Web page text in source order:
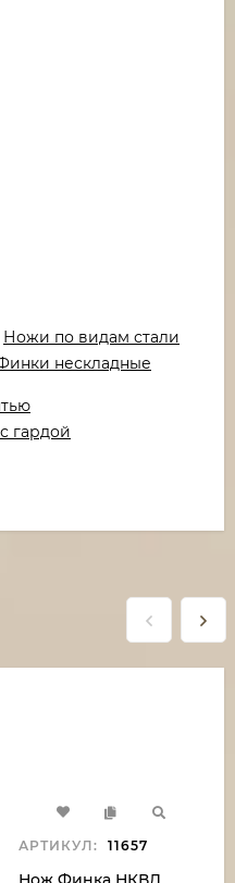
Ножи по видам стали
нескладные
гардой
АРТИКУЛ: 11657